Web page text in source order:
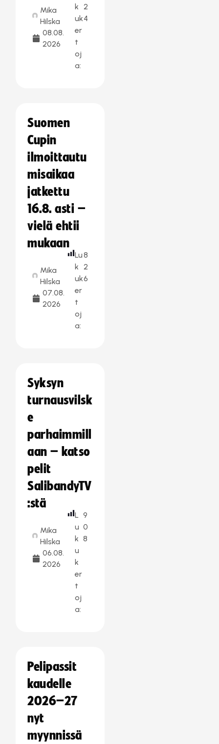
Mika
Hilska
08.08.
2026
k
uk
er
t
oj
a:
2
4
Suomen
Cupin
ilmoittautu
misaikaa
jatkettu
16.8. asti –
vielä ehtii
mukaan
Mika
Hilska
07.08.
2026
Lu
k
uk
er
t
oj
a:
8
2
6
Syksyn
turnausvilsk
e
parhaimmill
aan – katso
pelit
SalibandyTV
:stä
Mika
Hilska
06.08.
2026
L
u
k
u
k
er
t
oj
a:
9
0
8
Pelipassit
kaudelle
2026–27
nyt
myynnissä